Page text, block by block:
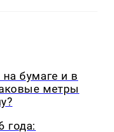
бумаге и в
метры
года: